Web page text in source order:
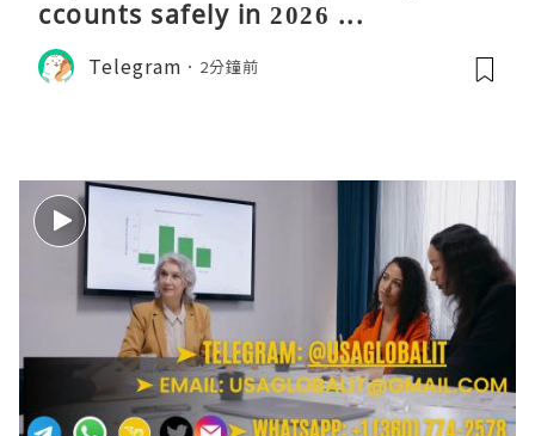
ccounts safely in 2026 ...
Telegram 2分鐘前